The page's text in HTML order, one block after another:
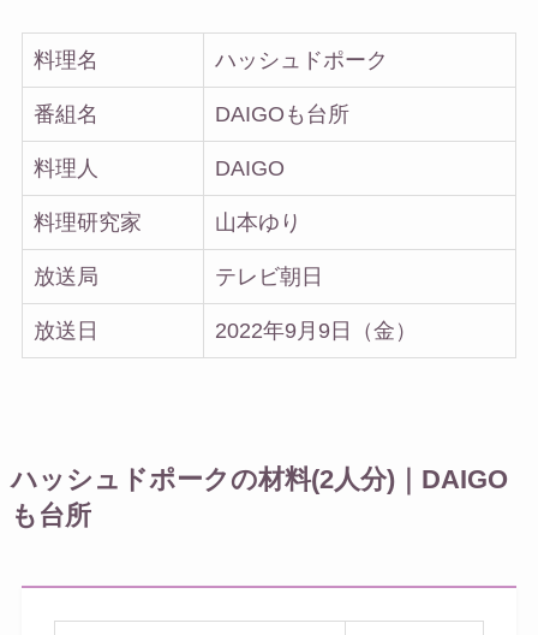
料理名 ハッシュドポーク
番組名 DAIGOも台所
料理人 DAIGO
料理研究家 山本ゆり
放送局 テレビ朝日
放送日 2022年9月9日（金）
ハッシュドポークの材料(2人分)｜DAIGO
も台所